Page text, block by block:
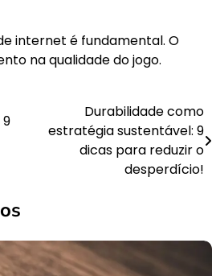
internet é fundamental. O
na qualidade do jogo.
Durabilidade como
estratégia sustentável: 9
dicas para reduzir o
desperdício!